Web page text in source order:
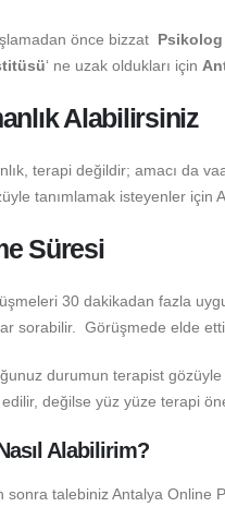
önce bizzat Psikolog
‘ ne uzak oldukları için
Alabilirsiniz
terapi değildir; amacı da
tanımlamak isteyenler için
Süresi
30 dakikadan fazla
Görüşmede elde
durumun terapist gözüyle
değilse yüz yüze terapi
Alabilirim?
talebiniz Antalya Online